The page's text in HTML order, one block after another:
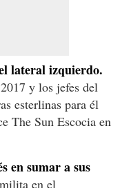
lateral izquierdo.
y los jefes del
esterlinas para él
The Sun Escocia en
en sumar a sus
en el